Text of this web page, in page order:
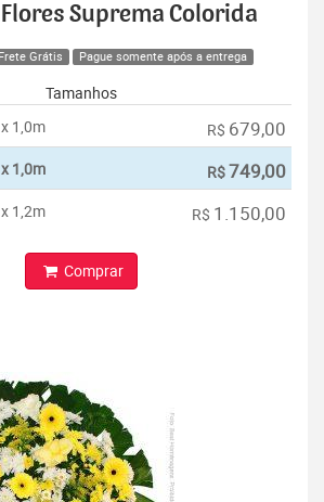
Suprema Colorida
Frete Grátis Pague somente após a entrega
Tamanhos
1,0m
R$ 679,00
1,0m R$749,00
1,2m R$ 1.150,00
Comprar